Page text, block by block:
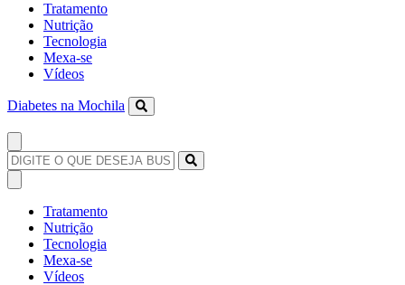
Tratamento
Nutrição
Tecnologia
Mexa-se
Vídeos
Diabetes na Mochila
Tratamento
Nutrição
Tecnologia
Mexa-se
Vídeos